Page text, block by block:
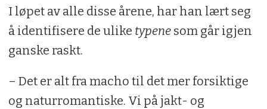
I løpet av alle disse årene, har han lært seg
å identifisere de ulike typenesom går igjen
ganske raskt.
– Det er alt fra macho til det mer forsiktige
og naturromantiske. Vi på jakt- og